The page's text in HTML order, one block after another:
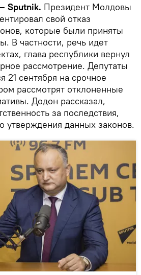
Sputnik. Президент Молдовы
свой отказ
которые были приняты
В частности, речь идет
глава республики вернул
рассмотрение. Депутаты
21 сентября на срочное
рассмотрят отклоненные
Додон рассказал,
за последствия,
утверждения данных законов.